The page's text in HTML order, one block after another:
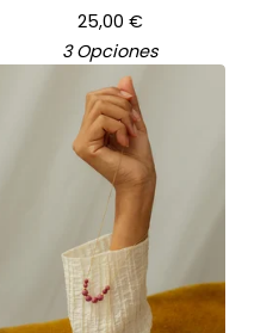
25,00 €
3 Opciones